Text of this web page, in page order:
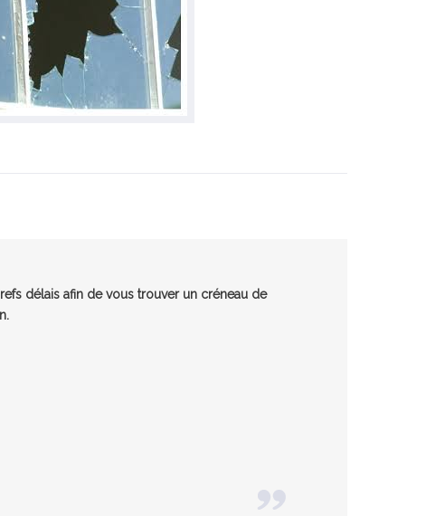
délais afin de vous trouver un créneau de